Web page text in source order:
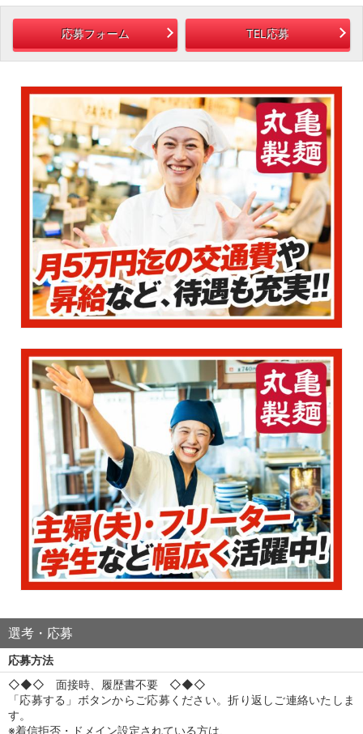
応募フォーム TEL応募
選考・応募
応募方法
◇◆◇ 面接時、履歴書不要 ◇◆◇
「応募する」ボタンからご応募ください。折り返しご連絡いたしま
す。
※着信拒否・ドメイン設定されている方は、